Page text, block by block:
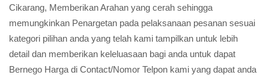
Cikarang, Memberikan Arahan yang cerah sehingga
memungkinkan Penargetan pada pelaksanaan pesanan sesuai
kategori pilihan anda yang telah kami tampilkan untuk lebih
detail dan memberikan keleluasaan bagi anda untuk dapat
Bernego Harga di Contact/Nomor Telpon kami yang dapat anda